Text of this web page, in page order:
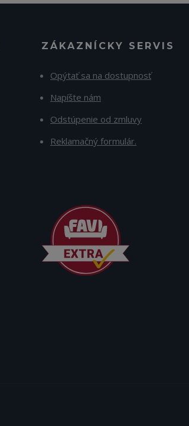
ZÁKAZNÍCKY SERVIS
Opýtať sa na dostupnosť
Napíšte nám
Odstúpenie od zmluvy
Reklamačný formulár.